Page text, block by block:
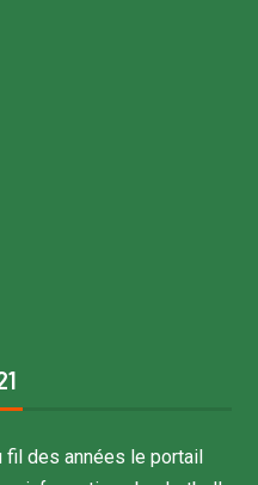
fil des années le portail